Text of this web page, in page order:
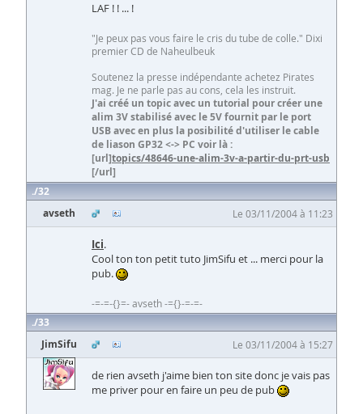
LAF ! ! ... !
"Je peux pas vous faire le cris du tube de colle." Dixi
premier CD de Naheulbeuk
Soutenez la presse indépendante achetez Pirates
mag. Je ne parle pas au cons, cela les instruit.
J'ai créé un topic avec un tutorial pour créer une
alim 3V stabilisé avec le 5V fournit par le port
USB avec en plus la posibilité d'utiliser le cable
de liason GP32 <-> PC voir là :
[url]topics/48646-une-alim-3v-a-partir-du-prt-usb
[/url]
32
avseth
Le 03/11/2004 à 11:23
Ici.
Cool ton ton petit tuto JimSifu et ... merci pour la
pub.
-=-=-{}=- avseth -={}-=-=-
33
JimSifu
Le 03/11/2004 à 15:27
de rien avseth j'aime bien ton site donc je vais pas
me priver pour en faire un peu de pub